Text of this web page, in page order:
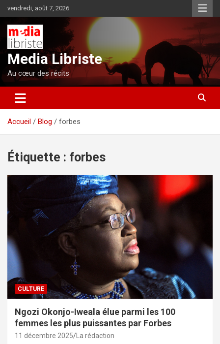
au
contenu
vendredi, août 7, 2026
Media Libriste
Au cœur des récits
Accueil Blog forbes
Étiquette : forbes
CULTURE
Ngozi Okonjo-Iweala élue parmi les 100
femmes les plus puissantes par Forbes
11 décembre 2025 La rédaction